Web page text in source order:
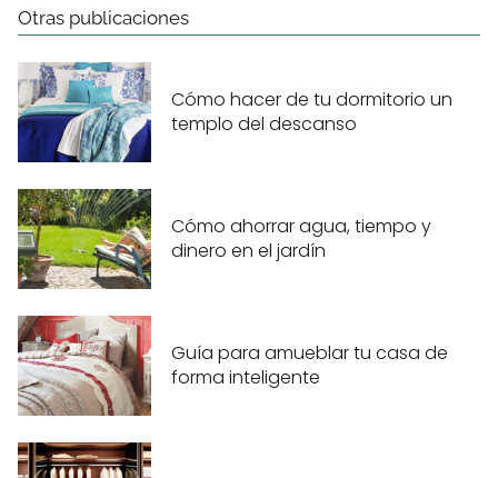
Otras publicaciones
Cómo hacer de tu dormitorio un
templo del descanso
Cómo ahorrar agua, tiempo y
dinero en el jardín
Guía para amueblar tu casa de
forma inteligente